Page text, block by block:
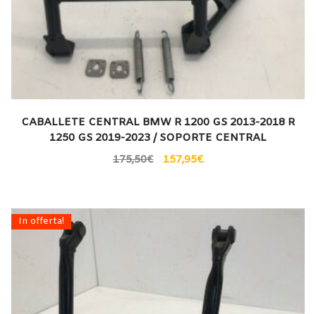
CABALLETE CENTRAL BMW R 1200 GS 2013-2018 R
1250 GS 2019-2023 / SOPORTE CENTRAL
175,50€ 157,95€
In offerta!